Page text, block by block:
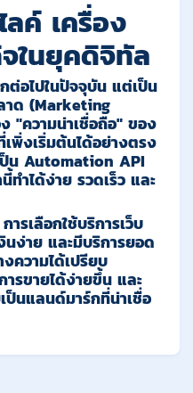
ลค์ เครื่อง
ในยุคดิจิทัล
ต่อไปในปัจจุบัน แต่เป็น
าด (Marketing
"ความน่าเชื่อถือ" ของ
พิ่งเริ่มต้นได้อย่างตรง
น Automation API
ทำได้ง่าย รวดเร็ว และ
รเลือกใช้บริการเว็บ
นง่าย และมีบริการยอด
ความได้เปรียบ
รขายได้ง่ายขึ้น และ
ป็นแลนด์มาร์กที่น่าเชื่อ